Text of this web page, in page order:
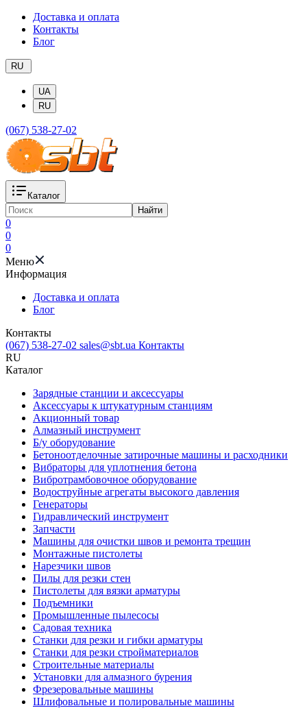
Доставка и оплата
Контакты
Блог
RU
UA
RU
(067) 538-27-02
Каталог
Найти
0
0
0
Меню
Информация
Доставка и оплата
Блог
Контакты
(067) 538-27-02 sales@sbt.ua Контакты
RU
Каталог
Зарядные станции и аксессуары
Аксессуары к штукатурным станциям
Акционный товар
Алмазный инструмент
Б/у оборудование
Бетоноотделочные затирочные машины и расходники
Вибраторы для уплотнения бетона
Вибротрамбовочное оборудование
Водоструйные агрегаты высокого давления
Генераторы
Гидравлический инструмент
Запчасти
Машины для очистки швов и ремонта трещин
Монтажные пистолеты
Нарезчики швов
Пилы для резки стен
Пистолеты для вязки арматуры
Подъемники
Промышленные пылесосы
Садовая техника
Станки для резки и гибки арматуры
Станки для резки стройматериалов
Строительные материалы
Установки для алмазного бурения
Фрезеровальные машины
Шлифовальные и полировальные машины